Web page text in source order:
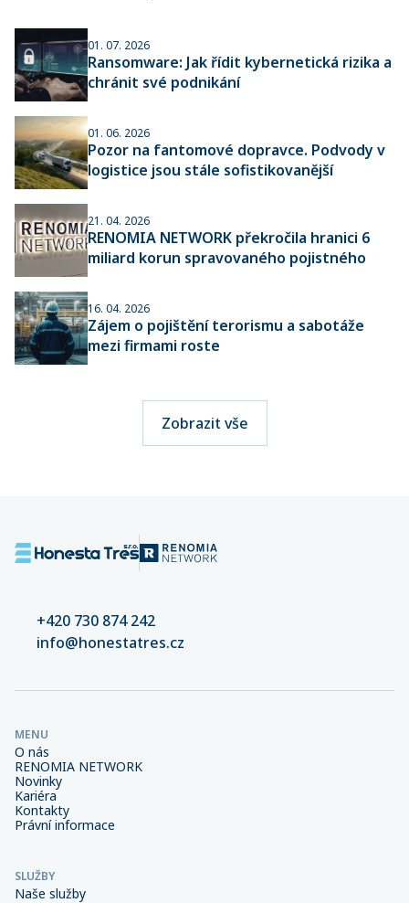
01. 07. 2026
Ransomware: Jak řídit kybernetická rizika a
chránit své podnikání
01. 06. 2026
Pozor na fantomové dopravce. Podvody v
logistice jsou stále sofistikovanější
21. 04. 2026
RENOMIA NETWORK překročila hranici 6
miliard korun spravovaného pojistného
16. 04. 2026
Zájem o pojištění terorismu a sabotáže
mezi firmami roste
Zobrazit vše
+420 730 874 242
info@honestatres.cz
MENU
O nás
RENOMIA NETWORK
Novinky
Kariéra
Kontakty
Právní informace
SLUŽBY
Naše služby